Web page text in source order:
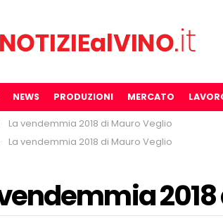
NEWS PRODUZIONI MERCATO
La vendemmia 2018 di Mauro Veglio
La vendemmia 2018 di Mauro Veglio